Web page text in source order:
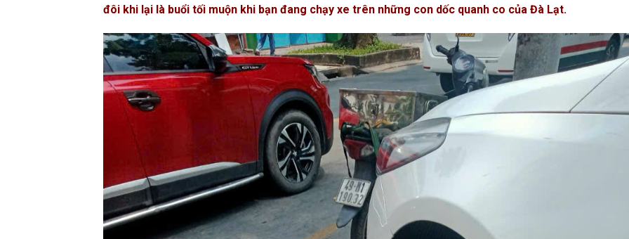
đôi khi lại là buổi tối muộn khi bạn đang chạy xe trên những con dốc quanh co của Đà Lạt.